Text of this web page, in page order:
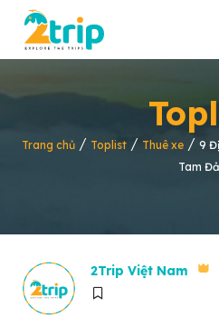
Trang chủ / Toplist / Thuê xe / 9
Tam
2Trip Việt Nam